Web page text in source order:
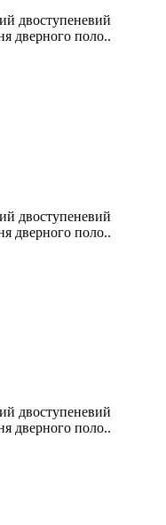
двоступеневий
дверного поло..
двоступеневий
дверного поло..
двоступеневий
дверного поло..